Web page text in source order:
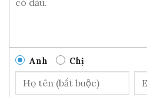
Anh Chị